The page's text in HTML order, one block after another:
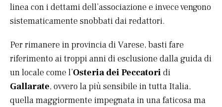
linea con i dettami dell’associazione e invece vengono
sistematicamente snobbati dai redattori.
Per rimanere in provincia di Varese, basti fare
riferimento ai troppi anni di esclusione dalla guida di
un locale come l’Osteria dei Peccatori di
Gallarate, ovvero la più sensibile in tutta Italia,
quella maggiormente impegnata in una faticosa ma